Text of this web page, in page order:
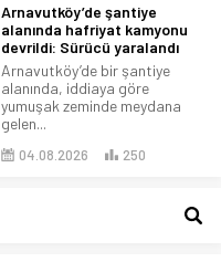
Arnavutköy’de şantiye
alanında hafriyat kamyonu
devrildi: Sürücü yaralandı
Arnavutköy’de bir şantiye
alanında, iddiaya göre
yumuşak zeminde meydana
gelen...
04.08.2026 250